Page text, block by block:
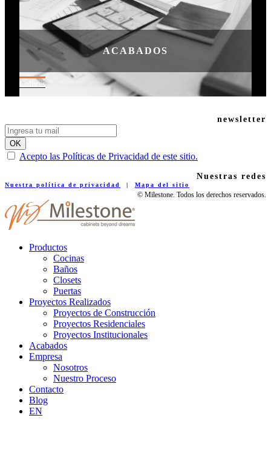
ACABADOS
Colores
newsletter
Acepto las Políticas de Privacidad de este sitio.
Nuestras redes
Nuestra política de privacidad | Mapa del sitio
© Milestone. Todos los derechos reservados.
Productos
Cocinas
Baños
Closets
Puertas
Proyectos Realizados
Proyectos de Construcción
Proyectos Residenciales
Proyectos Institucionales
Acabados
Empresa
Nosotros
Nuestro Proceso
Contacto
Blog
EN